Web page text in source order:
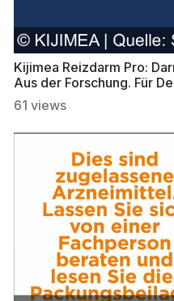
Kijimea Reizdarm Pro:
Aus der Forschung. Für
61 views